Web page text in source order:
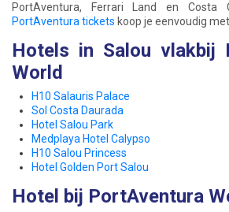
PortAventura, Ferrari Land en Costa
PortAventura tickets koop je eenvoudig
Hotels in Salou vlakbij
World
H10 Salauris Palace
Sol Costa Daurada
Hotel Salou Park
Medplaya Hotel Calypso
H10 Salou Princess
Hotel Golden Port Salou
Hotel bij PortAventura